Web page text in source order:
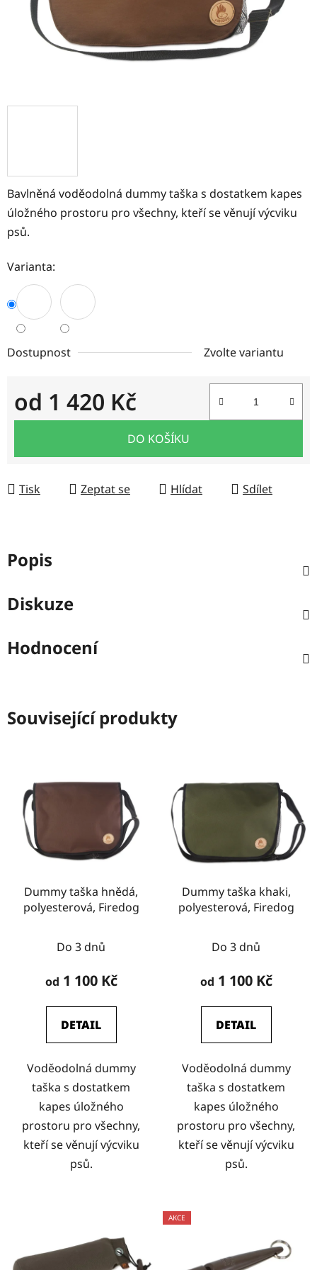
Bavlněná voděodolná dummy taška s dostatkem kapes
úložného prostoru pro všechny, kteří se věnují výcviku
psů.
Varianta:
Dostupnost Zvolte variantu
od 1 420 Kč
Měrná cena:
DO KOŠÍKU
Tisk Zeptat se Hlídat Sdílet
Popis
Diskuze
Hodnocení
Související produkty
Dummy taška hnědá,
polyesterová, Firedog
Do 3 dnů
od 1 100 Kč
DETAIL
Voděodolná dummy
taška s dostatkem
kapes úložného
prostoru pro všechny,
kteří se věnují výcviku
psů.
Dummy taška khaki,
polyesterová, Firedog
Do 3 dnů
od 1 100 Kč
DETAIL
Voděodolná dummy
taška s dostatkem
kapes úložného
prostoru pro všechny,
kteří se věnují výcviku
psů.
AKCE